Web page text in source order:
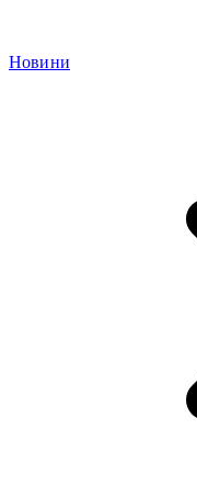
Новини